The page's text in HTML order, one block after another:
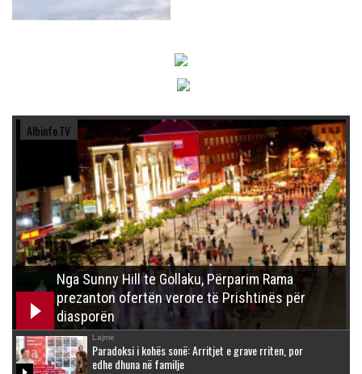
Albinfo.TV
Nga Sunny Hill te Gollaku, Përparim Rama
prezanton ofertën verore të Prishtinës për
diasporën
Lajme
Paradoksi i kohës sonë: Arritjet e grave rriten, por
edhe dhuna në familje